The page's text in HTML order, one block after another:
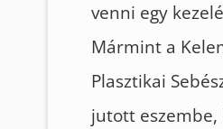
venni egy
Mármint a
Plasztikai
jutott eszembe,